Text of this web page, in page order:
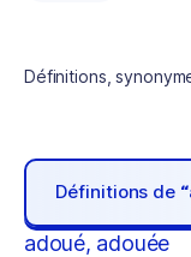
Définitions,
Définitions de
adoué, adouée